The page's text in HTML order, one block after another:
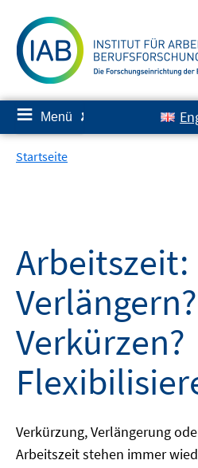
zum
Inhalt
≡ Menü ✘
Startseite
Arbeitszeit:
Verlängern?
Verkürzen?
Verkürzung, Verlängerung
Arbeitszeit stehen immer